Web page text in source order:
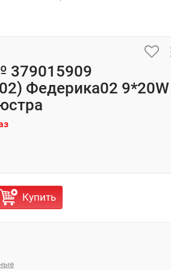
379015909
Федерика02 9*20W
Купить